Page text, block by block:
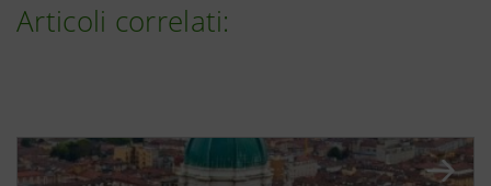
Articoli correlati: